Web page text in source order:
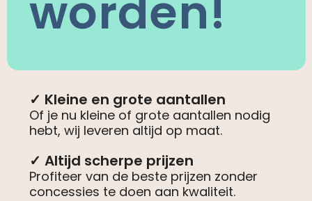
✓ Kleine en grote aantallen
Of je nu kleine of grote aantallen nodig
hebt, wij leveren altijd op maat.
✓ Altijd scherpe prijzen
Profiteer van de beste prijzen zonder
concessies te doen aan kwaliteit.